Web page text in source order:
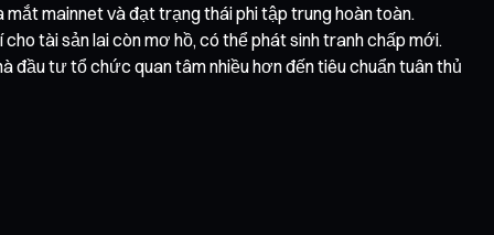
mainnet và đạt trạng thái phi tập trung hoàn toàn.
tài sản lai còn mơ hồ, có thể phát sinh tranh chấp mới.
đầu tư tổ chức quan tâm nhiều hơn đến tiêu chuẩn tuân thủ